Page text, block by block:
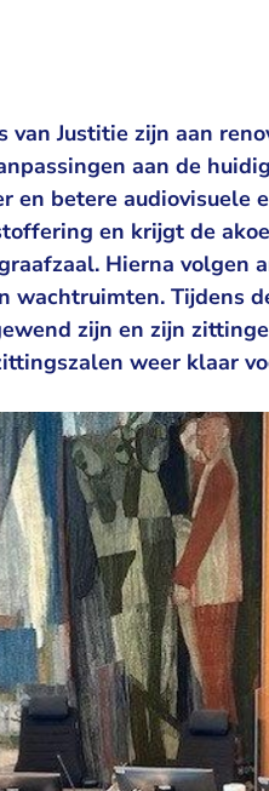
van Justitie zijn aan
aan de
en betere audiovisuele
en krijgt de
Hierna volgen
wachtruimten. Tijdens
zijn en zijn
weer klaar